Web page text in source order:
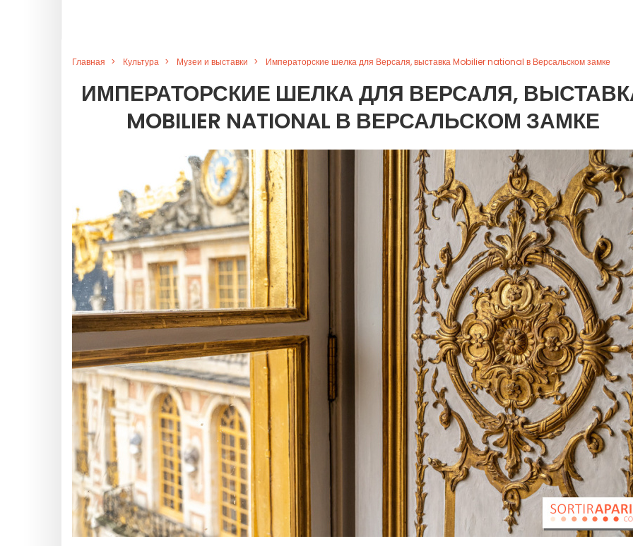
Главная Культура Музеи и выставки Императорские шелка для Версаля, выставка Mobilier national в Версальском замке
ИМПЕРАТОРСКИЕ ШЕЛКА ДЛЯ ВЕРСАЛЯ,
MOBILIER NATIONAL В ВЕРСАЛЬСКОМ ЗАМКЕ